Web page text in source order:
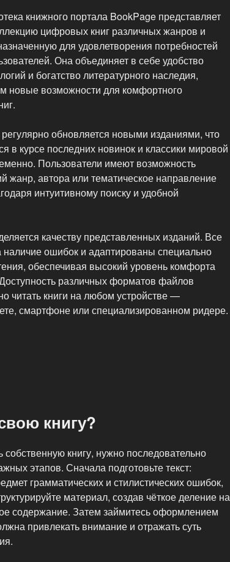
книжного портала BookPage представляет
цифровых книг различных жанров и
для удовлетворения потребностей
Она объединяет в себе удобство
и богатство литературного наследия,
новые возможности для комфортного
регулярно обновляется новыми изданиями, что
в курсе последних новинок и классики мировой
Пользователи имеют возможность
жанр, автора или тематическое направление
интуитивному поиску и удобной
качеству представленных изданий. Все
наличие ошибок и адаптированы специально
обеспечивая высокий уровень комфорта
различных форматов файлов
читать книги на любом устройстве —
смартфоне или специализированном ридере.
книгу?
собственную книгу, нужно последовательно
этапов. Сначала подготовьте текст:
грамматических и стилистических ошибок,
материал, создав чёткое деление на
содержание. Затем займитесь оформлением
привлекать внимание и отражать суть